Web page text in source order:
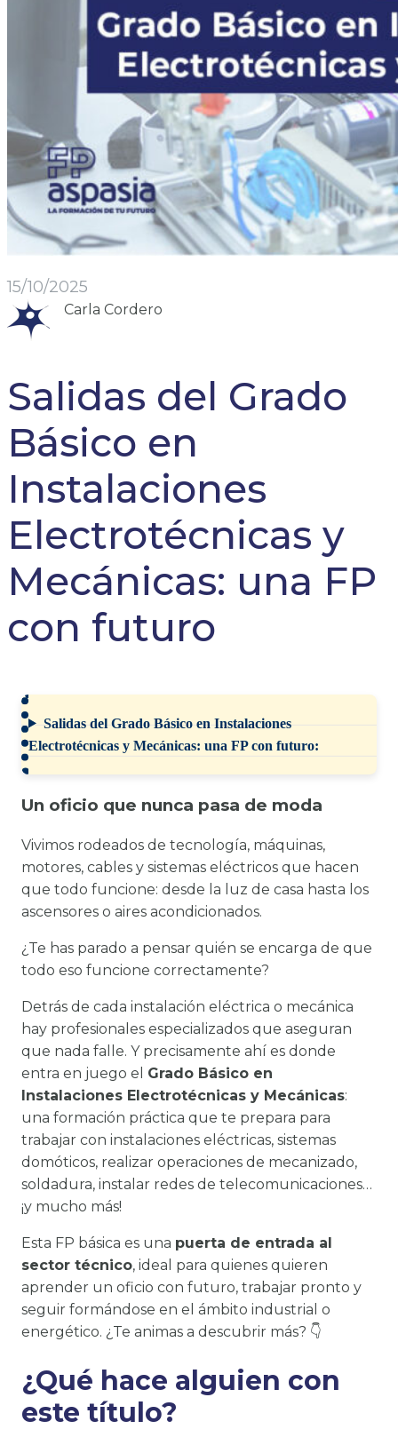
15/10/2025
Carla Cordero
Salidas del Grado
Básico en
Instalaciones
Electrotécnicas y
Mecánicas: una FP
con futuro
Salidas del Grado Básico en Instalaciones
Electrotécnicas y Mecánicas: una FP con futuro:
Un oficio que nunca pasa de moda
Vivimos rodeados de tecnología, máquinas,
motores, cables y sistemas eléctricos que hacen
que todo funcione: desde la luz de casa hasta los
ascensores o aires acondicionados.
¿Te has parado a pensar quién se encarga de que
todo eso funcione correctamente?
Detrás de cada instalación eléctrica o mecánica
hay profesionales especializados que aseguran
que nada falle. Y precisamente ahí es donde
entra en juego el Grado Básico en
Instalaciones Electrotécnicas y Mecánicas:
una formación práctica que te prepara para
trabajar con instalaciones eléctricas, sistemas
domóticos, realizar operaciones de mecanizado,
soldadura, instalar redes de telecomunicaciones…
¡y mucho más!
Esta FP básica es una puerta de entrada al
sector técnico, ideal para quienes quieren
aprender un oficio con futuro, trabajar pronto y
seguir formándose en el ámbito industrial o
energético. ¿Te animas a descubrir más? 👇
¿Qué hace alguien con
este título?